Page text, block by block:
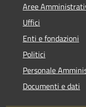
Aree
Uffici
Enti e fondazioni
Politici
Personale
Documenti e dati